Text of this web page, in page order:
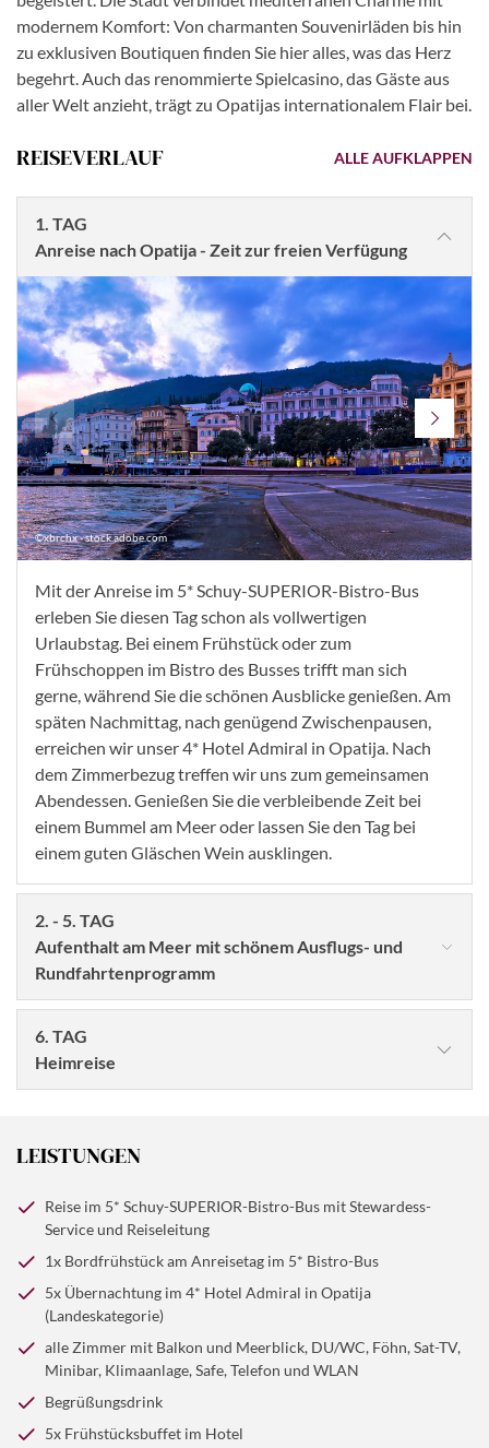
modernem Komfort: Von charmanten Souvenirläden bis hin
zu exklusiven Boutiquen finden Sie hier alles, was das Herz
begehrt. Auch das renommierte Spielcasino, das Gäste aus
aller Welt anzieht, trägt zu Opatijas internationalem Flair bei.
REISEVERLAUF ALLE AUFKLAPPEN
1. TAG
Anreise nach Opatija - Zeit zur freien Verfügung
©xbrchx - stock.adobe.com
Mit der Anreise im 5* Schuy-SUPERIOR-Bistro-Bus
erleben Sie diesen Tag schon als vollwertigen
Urlaubstag. Bei einem Frühstück oder zum
Frühschoppen im Bistro des Busses trifft man sich
gerne, während Sie die schönen Ausblicke genießen. Am
späten Nachmittag, nach genügend Zwischenpausen,
erreichen wir unser 4* Hotel Admiral in Opatija. Nach
dem Zimmerbezug treffen wir uns zum gemeinsamen
Abendessen. Genießen Sie die verbleibende Zeit bei
einem Bummel am Meer oder lassen Sie den Tag bei
einem guten Gläschen Wein ausklingen.
2. - 5. TAG
Aufenthalt am Meer mit schönem Ausflugs- und
Rundfahrtenprogramm
© xbrchx - stock.adobe.com
Jeder Morgen beginnt mit einem ausgiebigen Frühstück
vom Buffet. Wir haben ein schönes Ausflugs- und
Rundfahrtenprogramm für Sie zusammengestellt. Bei
unserer ganztägigen Istrien-Rundfahrt ist u.a. der
6. TAG
Heimreise
uns die Heimreise bevor. Mit dem gewohnt guten
einer schönen Reiseroute, erreichen wir am Abend
wieder die Heimat.
LEISTUNGEN
Reise im 5* Schuy-SUPERIOR-Bistro-Bus mit Stewardess-
Service und Reiseleitung
1x Bordfrühstück am Anreisetag im 5* Bistro-Bus
5x Übernachtung im 4* Hotel Admiral in Opatija
(Landeskategorie)
alle Zimmer mit Balkon und Meerblick, DU/WC, Föhn, Sat-TV,
Minibar, Klimaanlage, Safe, Telefon und WLAN
Begrüßungsdrink
5x Frühstücksbuffet im Hotel